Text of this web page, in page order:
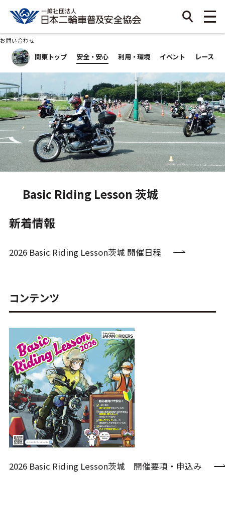
関東トップ 安全・安心 利用・環境 イベント レース
お問い合わせ
Basic Riding Lesson 茨城
新着情報
2026 Basic Riding Lesson茨城 開催日程
コンテンツ
2026 Basic Riding Lesson茨城 開催要項・申込み